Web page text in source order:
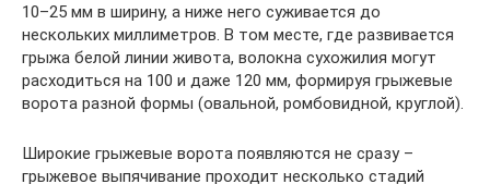
10–25 мм в ширину, а ниже него суживается до
нескольких миллиметров. В том месте, где развивается
грыжа белой линии живота, волокна сухожилия могут
расходиться на 100 и даже 120 мм, формируя грыжевые
ворота разной формы (овальной, ромбовидной, круглой).
Широкие грыжевые ворота появляются не сразу –
грыжевое выпячивание проходит несколько стадий